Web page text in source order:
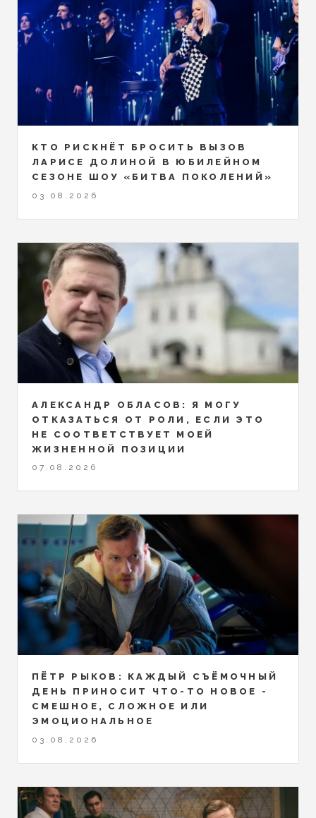
КТО РИСКНЁТ БРОСИТЬ ВЫЗОВ
ЛАРИСЕ ДОЛИНОЙ В ЮБИЛЕЙНОМ
СЕЗОНЕ ШОУ «БИТВА ПОКОЛЕНИЙ»
03.08.2026
АЛЕКСАНДР ОБЛАСОВ: Я МОГУ
ОТКАЗАТЬСЯ ОТ РОЛИ, ЕСЛИ ЭТО
НЕ СООТВЕТСТВУЕТ МОЕЙ
ЖИЗНЕННОЙ ПОЗИЦИИ
07.08.2026
ПЁТР РЫКОВ: КАЖДЫЙ СЪЁМОЧНЫЙ
ДЕНЬ ПРИНОСИТ ЧТО-ТО НОВОЕ -
СМЕШНОЕ, СЛОЖНОЕ ИЛИ
ЭМОЦИОНАЛЬНОЕ
03.08.2026